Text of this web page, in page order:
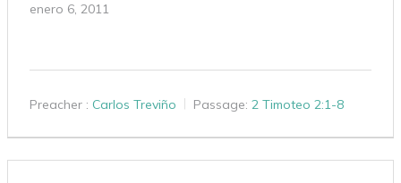
enero 6, 2011
Preacher : Carlos Treviño Passage: 2 Timoteo 2:1-8